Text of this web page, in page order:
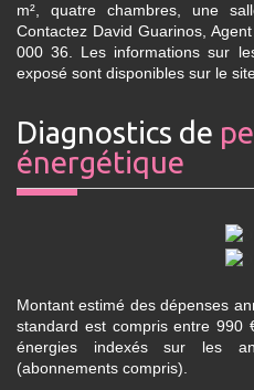
m², quatre chambres, une
Contactez David Guarinos,
000 36. Les informations sur
exposé sont disponibles sur le
diagnostics de
énergétique
Montant estimé des dépenses
standard est compris entre
énergies indexés sur les
(abonnements compris).